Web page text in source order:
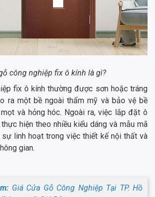
công nghiệp fix ô kính là gì?
fix ô kính thường được sơn hoặc tráng
ra một bề ngoài thẩm mỹ và bảo vệ bề
và hỏng hóc. Ngoài ra, việc lắp đặt ô
hiện theo nhiều kiểu dáng và mẫu mã
sự linh hoạt trong việc thiết kế nội thất và
gian.
Giá Cửa Gỗ Công Nghiệp Tại TP. Hồ